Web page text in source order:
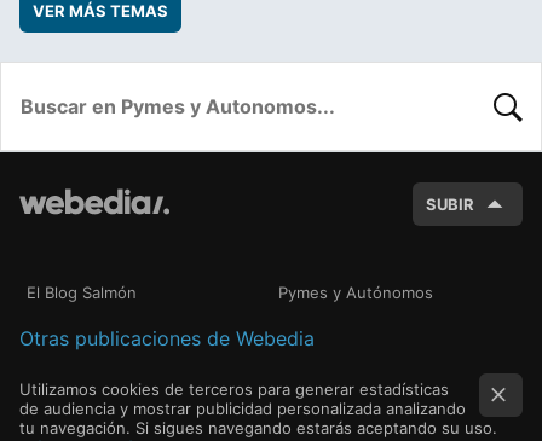
VER MÁS TEMAS
SUBIR
El Blog Salmón Pymes y Autónomos
Otras publicaciones de Webedia
Utilizamos cookies de terceros para generar estadísticas
de audiencia y mostrar publicidad personalizada analizando
tu navegación. Si sigues navegando estarás aceptando su uso.